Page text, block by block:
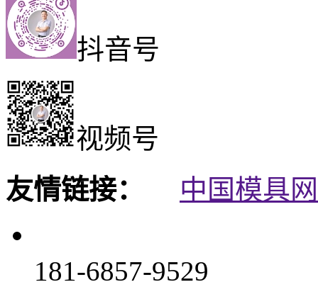
抖音号
视频号
友情链接：
中国模具网
181-6857-9529